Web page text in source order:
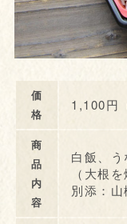
価
格
1,100円
商
品
内
容
白飯、
（大根
別添：山